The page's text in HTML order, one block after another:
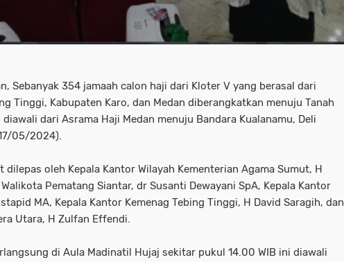
Sebanyak 354 jamaah calon haji dari Kloter V yang berasal dari
Tinggi, Kabupaten Karo, dan Medan diberangkatkan menuju Tanah
dari Asrama Haji Medan menuju Bandara Kualanamu, Deli
05/2024).
dilepas oleh Kepala Kantor Wilayah Kementerian Agama Sumut, H
Pematang Siantar, dr Susanti Dewayani SpA, Kepala Kantor
MA, Kepala Kantor Kemenag Tebing Tinggi, H David Saragih, dan
Utara, H Zulfan Effendi.
di Aula Madinatil Hujaj sekitar pukul 14.00 WIB ini diawali